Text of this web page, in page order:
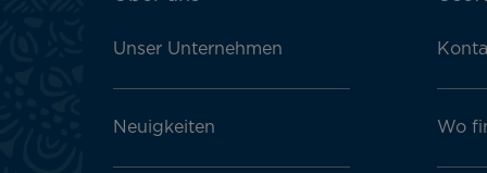
menu
Unser Unternehmen
Neuigkeiten Wo